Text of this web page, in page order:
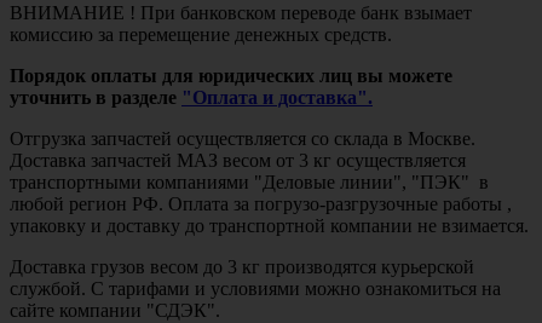
ВНИМАНИЕ ! При банковском переводе банк взымает
комиссию за перемещение денежных средств.
Порядок оплаты для юридических лиц вы можете
уточнить в разделе "Оплата и доставка".
Отгрузка запчастей осуществляется со склада в Москве.
Доставка запчастей МАЗ весом от 3 кг осуществляется
транспортными компаниями "Деловые линии", "ПЭК" в
любой регион РФ. Оплата за погрузо-разгрузочные работы ,
упаковку и доставку до транспортной компании не взимается.
Доставка грузов весом до 3 кг производятся курьерской
службой. С тарифами и условиями можно ознакомиться на
сайте компании "СДЭК".